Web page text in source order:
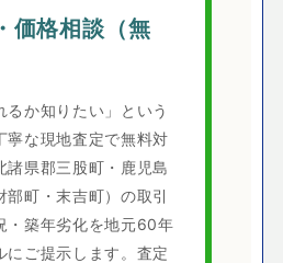
価格相談（無
るか知りたい」という
寧な現地査定で無料対
諸県郡三股町・鹿児島
部町・末吉町）の取引
・築年劣化を地元60年
にご提示します。査定